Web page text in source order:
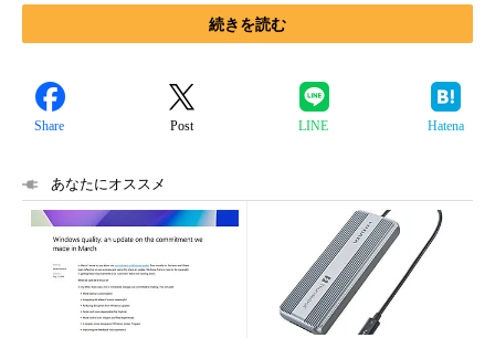
続きを読む
Share Post LINE Hatena
あなたにオススメ